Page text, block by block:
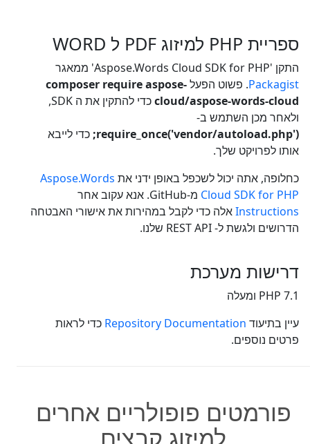
ספריית PHP למיזוג PDF ל WORD
התקן 'Aspose.Words Cloud SDK for PHP' ממאגר
Packagist. פשוט הפעלcomposer require aspose-
cloud/aspose-words-cloud
כדי להתקין את ה SDK,
ולאחר מכן השתמש ב-
require_once('vendor/autoload.php'); כדי לייבא
אותו לפרויקט שלך.
כחלופה, אתה יכול לשכפל באופן ידני את Aspose.Words
Cloud SDK for PHP מ-GitHub. אנא עקוב אחר
Instructionsאלה כדי לקבל במהירות את אישורי האבטחה
הדרושים ולגשת ל- REST API שלנו.
דרישות מערכת
PHP 7.1 ומעלה
עיין בתיעוד Repository Documentation כדי לראות
פרטים נוספים.
פורמטים פופולריים אחרים